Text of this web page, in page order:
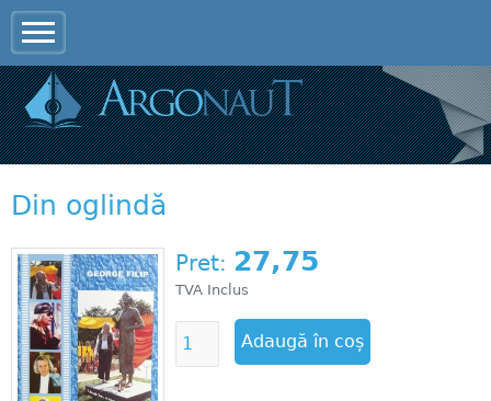
Din oglindă
Pret: 27,75
TVA Inclus